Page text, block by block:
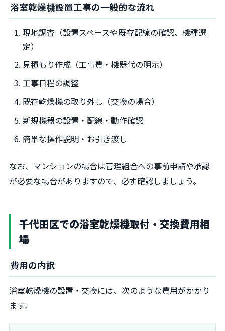
浴室乾燥機設置工事の一般的な流れ
現地調査（設置スペースや既存配線の確認、機種選
定）
見積もり作成（工事費・機器代の明示）
工事日程の調整
既存乾燥機の取り外し（交換の場合）
新規機器の設置・配線・動作確認
簡単な操作説明・お引き渡し
なお、マンションの場合は管理組合への事前申請や承認
が必要な場合がありますので、必ず確認しましょう。
千代田区での浴室乾燥機取付・交換費用相
場
費用の内訳
浴室乾燥機の設置・交換には、次のような費用がかかり
ます。